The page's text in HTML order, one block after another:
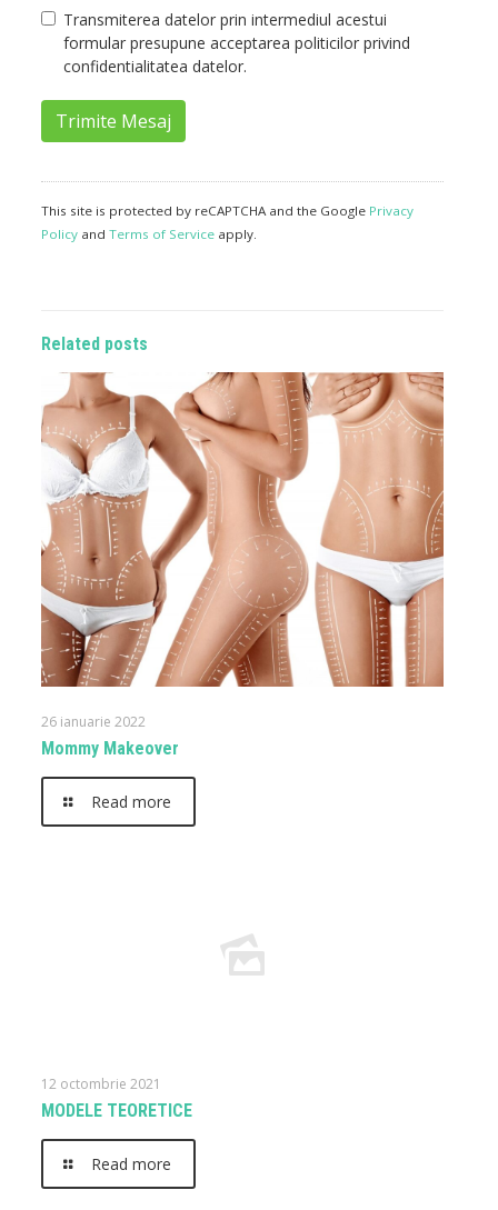
Transmiterea datelor prin intermediul acestui
formular presupune acceptarea politicilor privind
confidentialitatea datelor.
Trimite Mesaj
This site is protected by reCAPTCHA and the Google Privacy
Policyand Terms of Serviceapply.
Related posts
26 ianuarie 2022
Mommy Makeover
Read more
12 octombrie 2021
MODELE TEORETICE
Read more